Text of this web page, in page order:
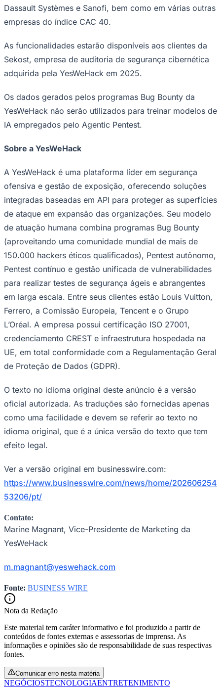
São Paulo
Santos
Dassault Systèmes e Sanofi, bem como em várias outras
empresas do índice CAC 40.
As funcionalidades estarão disponíveis aos clientes da
Sekost, empresa de auditoria de segurança cibernética
adquirida pela YesWeHack em 2025.
Os dados gerados pelos programas Bug Bounty da
YesWeHack não serão utilizados para treinar modelos de
IA empregados pelo Agentic Pentest.
Sobre a YesWeHack
A YesWeHack é uma plataforma líder em segurança
ofensiva e gestão de exposição, oferecendo soluções
integradas baseadas em API para proteger as superfícies
de ataque em expansão das organizações. Seu modelo
de atuação humana combina programas Bug Bounty
(aproveitando uma comunidade mundial de mais de
150.000 hackers éticos qualificados), Pentest autônomo,
Pentest contínuo e gestão unificada de vulnerabilidades
para realizar testes de segurança ágeis e abrangentes
em larga escala. Entre seus clientes estão Louis Vuitton,
Ferrero, a Comissão Europeia, Tencent e o Grupo
L’Oréal. A empresa possui certificação ISO 27001,
credenciamento CREST e infraestrutura hospedada na
UE, em total conformidade com a Regulamentação Geral
de Proteção de Dados (GDPR).
O texto no idioma original deste anúncio é a versão
oficial autorizada. As traduções são fornecidas apenas
como uma facilidade e devem se referir ao texto no
idioma original, que é a única versão do texto que tem
efeito legal.
Ver a versão original em businesswire.com:
https://www.businesswire.com/news/home/202606254
53206/pt/
Contato:
Marine Magnant, Vice-Presidente de Marketing da
YesWeHack
m.magnant@yeswehack.com
Fonte: BUSINESS WIRE
Nota da Redação
Este material tem caráter informativo e foi produzido a partir de
conteúdos de fontes externas e assessorias de imprensa. As
informações e opiniões são de responsabilidade de suas respectivas
fontes.
Comunicar erro nesta matéria
NEGÓCIOSTECNOLOGIAENTRETENIMENTO